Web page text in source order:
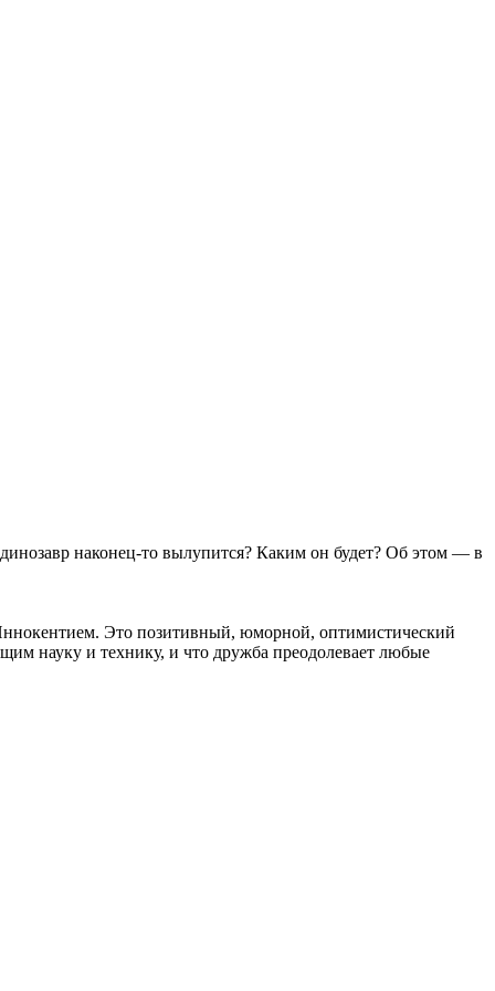
наконец-то вылупится? Каким он будет? Об этом — в
Это позитивный, юморной, оптимистический
науку и технику, и что дружба преодолевает любые